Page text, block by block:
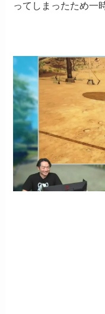
ってしまったため一